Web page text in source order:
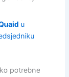
u
potrebne